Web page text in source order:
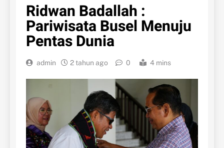
Ridwan Badallah :
Pariwisata Busel Menuju
Pentas Dunia
admin 2 tahun ago 0 4 mins